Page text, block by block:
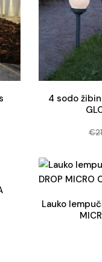
4 sodo
€
Lauko